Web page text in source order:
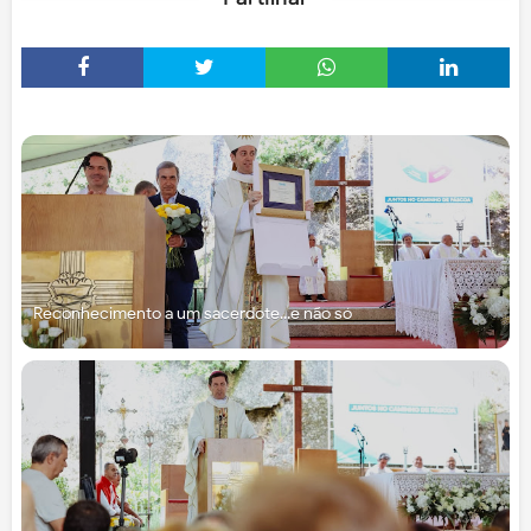
Reconhecimento a um sacerdote...e não só